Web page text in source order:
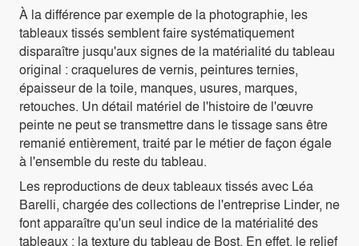
À la différence par exemple de la photographie, les
tableaux tissés semblent faire systématiquement
disparaître jusqu'aux signes de la matérialité du tableau
original : craquelures de vernis, peintures ternies,
épaisseur de la toile, manques, usures, marques,
retouches. Un détail matériel de l'histoire de l'œuvre
peinte ne peut se transmettre dans le tissage sans être
remanié entièrement, traité par le métier de façon égale
à l'ensemble du reste du tableau.
Les reproductions de deux tableaux tissés avec Léa
Barelli, chargée des collections de l'entreprise Linder, ne
font apparaître qu'un seul indice de la matérialité des
tableaux : la texture du tableau de Bost. En effet, le relief